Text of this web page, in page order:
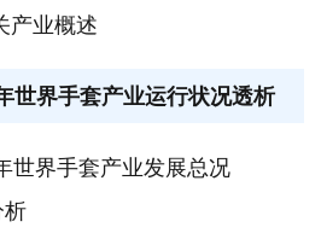
产业概述
界手套产业运行状况透析
世界手套产业发展总况
析